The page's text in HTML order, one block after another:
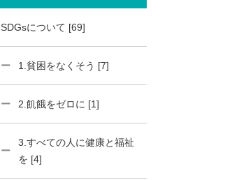
SDGsについて [69]
1.貧困をなくそう [7]
2.飢餓をゼロに [1]
3.すべての人に健康と福祉
を [4]